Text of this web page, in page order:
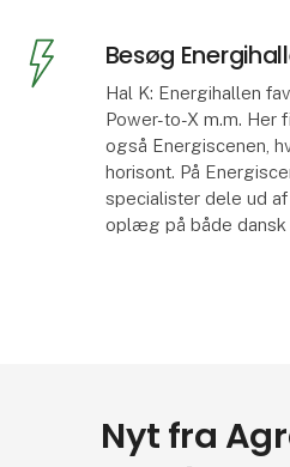
Besøg
Hal K: Energihallen
Power-to-X m.m. Her
også Energiscenen,
horisont. På
specialister dele ud
oplæg på både dansk
Nyt fra